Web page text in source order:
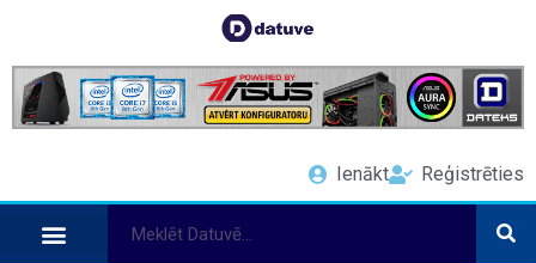
Ienākt Reģistrēties